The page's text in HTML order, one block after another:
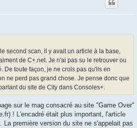
second scan, il y avait un article à la base,
de C+.net. Je n'ai pas su le retrouver ou
De toute façon, je ne crois pas qu'ils en
ne perd pas grand chose. Je pense donc que
du site de City dans Consoles+.
sur le mag consacré au site "Game Over"
! L'encadré était plus important, l'article
première version du site ne s'appelait pas